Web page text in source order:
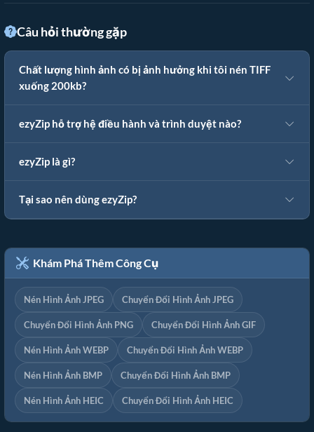
Câu hỏi thường gặp
Chất lượng hình ảnh có bị ảnh hưởng khi tôi nén TIFF
xuống 200kb?
ezyZip hỗ trợ hệ điều hành và trình duyệt nào?
ezyZip là gì?
Tại sao nên dùng ezyZip?
Khám Phá Thêm Công Cụ
Nén Hình Ảnh JPEG Chuyển Đổi Hình Ảnh JPEG
Chuyển Đổi Hình Ảnh PNG Chuyển Đổi Hình Ảnh GIF
Nén Hình Ảnh WEBP Chuyển Đổi Hình Ảnh WEBP
Nén Hình Ảnh BMP Chuyển Đổi Hình Ảnh BMP
Nén Hình Ảnh HEIC Chuyển Đổi Hình Ảnh HEIC